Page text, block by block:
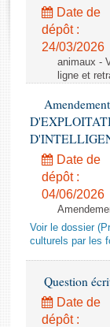
Rapports
Rapports sur
Baromètre de
Dossiers
Budget et
Questions
Comptes
Date de
dépôt :
24/03/2026
animaux -
ligne et
Date de
dépôt :
04/06/2026
Voir le dossier
culturels par les
Question
Date de
dépôt :